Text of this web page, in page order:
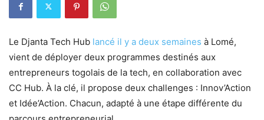
Le Djanta Tech Hub lancé il y a deux semaines à Lomé,
vient de déployer deux programmes destinés aux
entrepreneurs togolais de la tech, en collaboration avec
CC Hub. À la clé, il propose deux challenges : Innov’Action
et Idée’Action. Chacun, adapté à une étape différente du